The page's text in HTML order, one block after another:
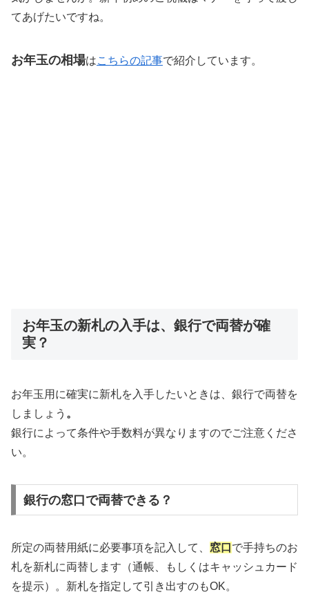
てあげたいですね。
お年玉の相場はこちらの記事で紹介しています。
お年玉の新札の入手は、銀行で両替が確
実？
お年玉用に確実に新札を入手したいときは、銀行で両替を
しましょう 。
銀行によって条件や手数料が異なりますのでご注意くださ
い。
銀行の窓口で両替できる？
所定の両替用紙に必要事項を記入して、 窓口 で手持ちのお
札を新札に両替します（通帳、もしくはキャッシュカード
を提示）。新札を指定して引き出すのもOK。